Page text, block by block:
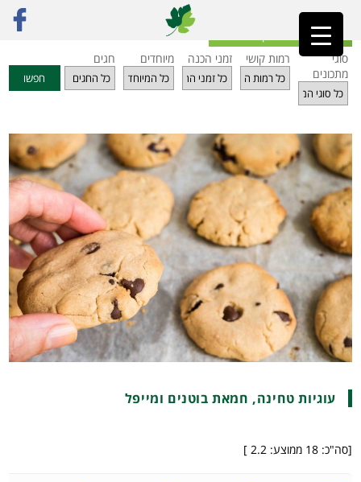
ראשי»מתכונים עוגיות טחינה, חמאת בוטנים ומייפל
חזרה לאינדקס מתכונים
סוגי
מתכונים
רמות קושי זמני הכנה מיוחדים חגים
חפשו
עוגיות טחינה, חמאת בוטנים ומייפל
[סה"כ: 18 ממוצע: 2.2
]